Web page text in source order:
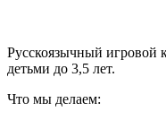
Русскоязычный игровой
детьми до 3,5 лет.
Что мы делаем: